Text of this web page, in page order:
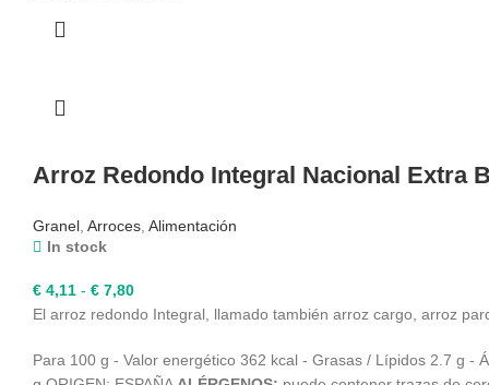
Arroz Redondo Integral Nacional Extra
Granel Arroces Alimentación
In stock
€ 4,11 - € 7,80Rango
de
desde
El arroz redondo Integral, llamado también arroz cargo, arroz
Para 100 g - Valor energético 362 kcal - Grasas / Lípidos 2.7 g -